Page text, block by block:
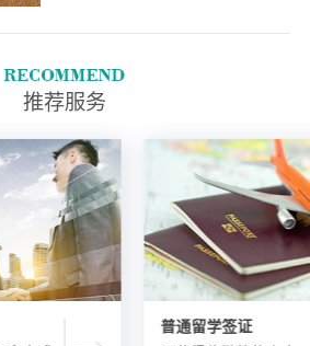
拿大从事国家职业分类中TEER
工作全职工作(或同等数量的兼
职工作)，即每周工作30小时.
推荐服务
普通留学签证